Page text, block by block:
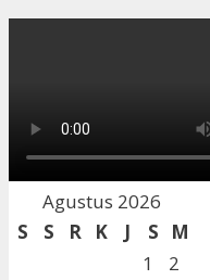
Agustus 2026
S
S R K J S
M
1
2